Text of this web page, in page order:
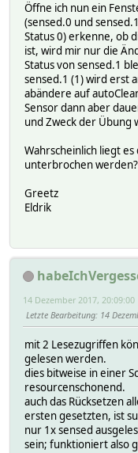
Öffne ich nun ein
(sensed.0 und
Status 0) erkenne, ob
ist, wird mir nur die
Status von sensed.1
sensed.1 (1) wird erst
abändere auf
Sensor dann aber
und Zweck der Übung
Wahrscheinlich liegt
unterbrochen werden?
Greetz
Eldrik
14 Dezember 2017, 20:09:00
Letzte Bearbeitung: 14
mit 2 Lesezugriffen
gelesen werden.
dies bitweise in einer
resourcenschonend.
auch das Rücksetzen
ersten gesetzten, ist
nur 1x sensed
sein; funktioniert also